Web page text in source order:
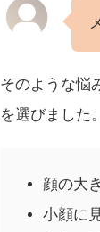
そのような悩
を選びました。
顔の大
小顔に